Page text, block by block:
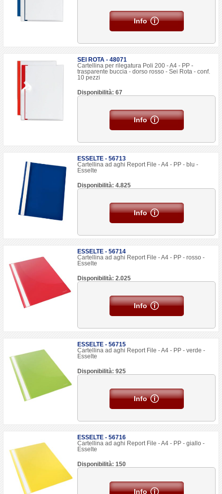
Info
SEI ROTA - 48071
Cartellina per rilegatura Poli 200 - A4 - PP -
trasparente buccia - dorso rosso - Sei Rota - conf.
10 pezzi
Disponibilità: 67
Info
ESSELTE - 56713
Cartellina ad aghi Report File - A4 - PP - blu -
Esselte
Disponibilità: 4.825
Info
ESSELTE - 56714
Cartellina ad aghi Report File - A4 - PP - rosso -
Esselte
Disponibilità: 2.025
Info
ESSELTE - 56715
Cartellina ad aghi Report File - A4 - PP - verde -
Esselte
Disponibilità: 925
Info
ESSELTE - 56716
Cartellina ad aghi Report File - A4 - PP - giallo -
Esselte
Disponibilità: 150
Info